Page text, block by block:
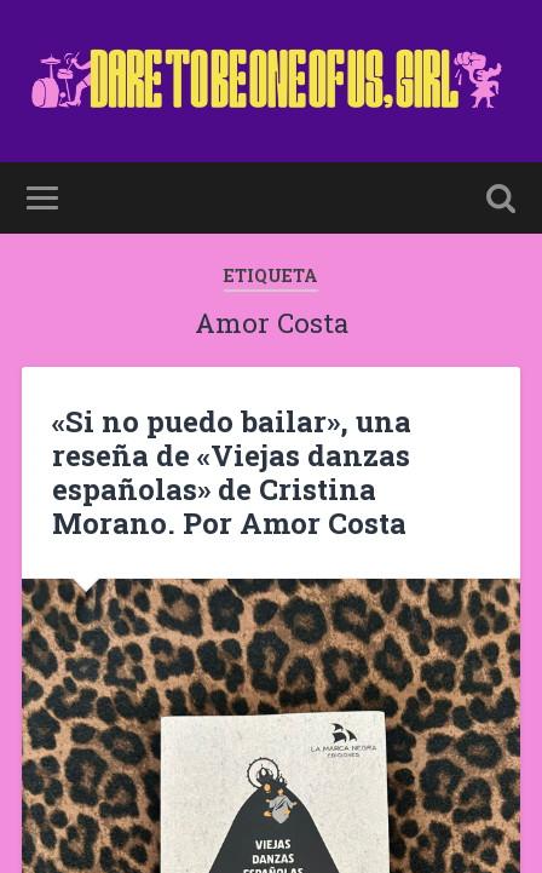
ETIQUETA
Amor Costa
«Si no puedo bailar», una
reseña de «Viejas danzas
españolas» de Cristina
Morano. Por Amor Costa